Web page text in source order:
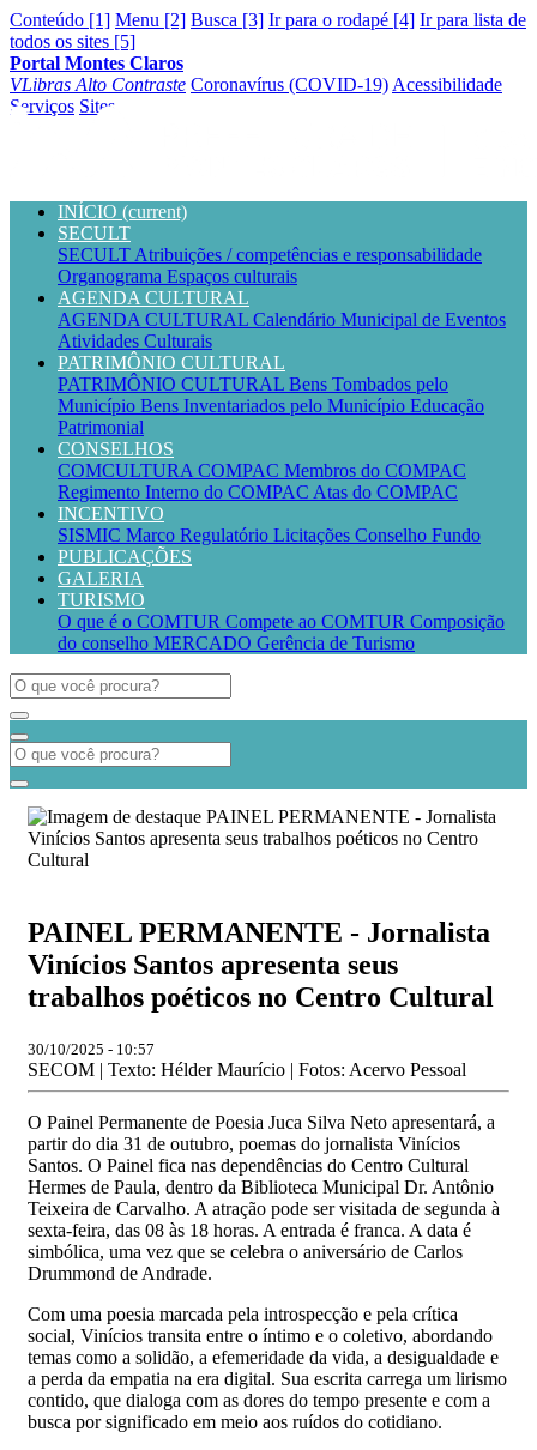
Conteúdo [1] Menu [2] Busca [3] Ir para o rodapé [4] Ir para lista de
todos os sites [5]
Portal Montes Claros
VLibras Alto Contraste Coronavírus (COVID-19) Acessibilidade
Serviços Sites
INÍCIO (current)
SECULT
SECULT Atribuições / competências e responsabilidade
Organograma Espaços culturais
AGENDA CULTURAL
AGENDA CULTURAL Calendário Municipal de Eventos
Atividades Culturais
PATRIMÔNIO CULTURAL
PATRIMÔNIO CULTURAL Bens Tombados pelo
Município Bens Inventariados pelo Município Educação
Patrimonial
CONSELHOS
COMCULTURA COMPAC Membros do COMPAC
Regimento Interno do COMPAC Atas do COMPAC
INCENTIVO
SISMIC Marco Regulatório Licitações Conselho Fundo
PUBLICAÇÕES
GALERIA
TURISMO
O que é o COMTUR Compete ao COMTUR Composição
do conselho MERCADO Gerência de Turismo
PAINEL PERMANENTE - Jornalista
Vinícios Santos apresenta seus
trabalhos poéticos no Centro Cultural
30/10/2025 - 10:57
SECOM | Texto: Hélder Maurício | Fotos: Acervo Pessoal
O Painel Permanente de Poesia Juca Silva Neto apresentará, a
partir do dia 31 de outubro, poemas do jornalista Vinícios
Santos. O Painel fica nas dependências do Centro Cultural
Hermes de Paula, dentro da Biblioteca Municipal Dr. Antônio
Teixeira de Carvalho. A atração pode ser visitada de segunda à
sexta-feira, das 08 às 18 horas. A entrada é franca. A data é
simbólica, uma vez que se celebra o aniversário de Carlos
Drummond de Andrade.
Com uma poesia marcada pela introspecção e pela crítica
social, Vinícios transita entre o íntimo e o coletivo, abordando
temas como a solidão, a efemeridade da vida, a desigualdade e
a perda da empatia na era digital. Sua escrita carrega um lirismo
contido, que dialoga com as dores do tempo presente e com a
busca por significado em meio aos ruídos do cotidiano.